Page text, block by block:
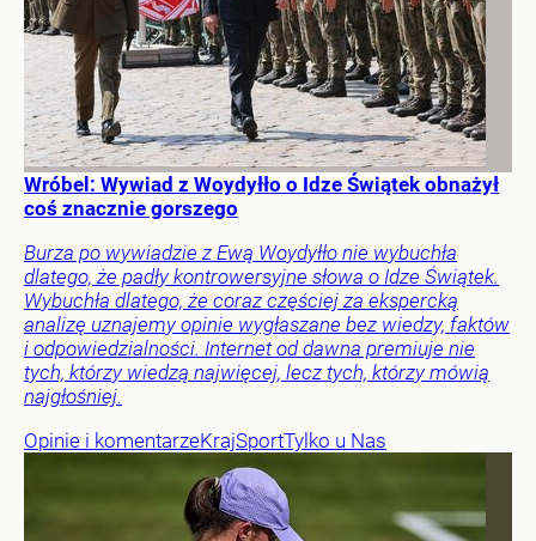
Wróbel: Wywiad z Woydyłło o Idze Świątek obnażył
coś znacznie gorszego
Burza po wywiadzie z Ewą Woydyłło nie wybuchła
dlatego, że padły kontrowersyjne słowa o Idze Świątek.
Wybuchła dlatego, że coraz częściej za ekspercką
analizę uznajemy opinie wygłaszane bez wiedzy, faktów
i odpowiedzialności. Internet od dawna premiuje nie
tych, którzy wiedzą najwięcej, lecz tych, którzy mówią
najgłośniej.
Opinie i komentarzeKrajSportTylko u Nas